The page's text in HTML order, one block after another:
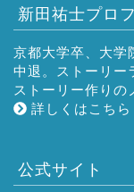
新田祐士プロ
京都大学卒、大学
中退。ストーリー
ストーリー作りの
詳しくはこちら
公式サイト